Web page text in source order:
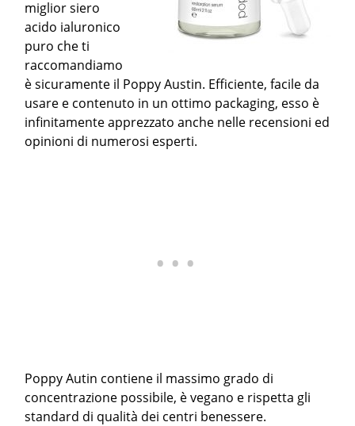
miglior siero
acido ialuronico
puro che ti
raccomandiamo
è sicuramente il Poppy Austin. Efficiente, facile da
usare e contenuto in un ottimo packaging, esso è
infinitamente apprezzato anche nelle recensioni ed
opinioni di numerosi esperti.
Poppy Autin contiene il massimo grado di
concentrazione possibile, è vegano e rispetta gli
standard di qualità dei centri benessere.